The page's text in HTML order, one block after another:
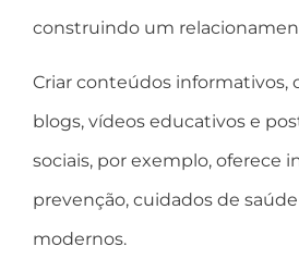
construindo um
Criar conteúdos informativos,
blogs, vídeos educativos e
sociais, por exemplo, oferece
prevenção, cuidados de
modernos.